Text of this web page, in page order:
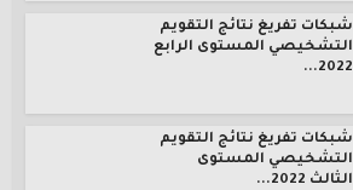
شبكات تفريغ نتائج التقويم
التشخيصي المستوى الرابع
2022...
شبكات تفريغ نتائج التقويم
التشخيصي المستوى
الثالث 2022...